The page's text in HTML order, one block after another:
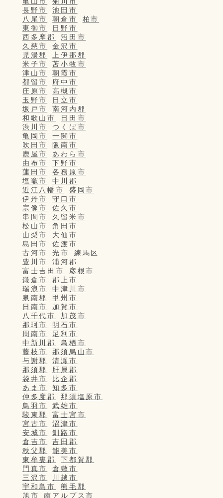
長野市
池田市
八尾市
朝倉市
柏市
東御市
日野市
西多摩郡
沼田市
久慈市
金沢市
児湯郡
上伊那郡
米子市
苫小牧市
津山市
朝霞市
都留市
府中市
庄原市
高槻市
玉野市
日立市
坂戸市
南河内郡
和歌山市
日田市
渋川市
つくば市
亀岡市
一関市
吹田市
阪南市
鹿屋市
あわら市
由布市
下野市
蓮田市
各務原市
塩竈市
中川郡
近江八幡市
盛岡市
伊丹市
守口市
宗像市
佐久市
串間市
久留米市
松山市
角田市
山梨市
大仙市
島田市
佐渡市
古河市
光市
練馬区
豊川市
浦河郡
富士吉田市
彦根市
鎌倉市
郡上市
瑞浪市
中津川市
泉南郡
甲州市
日南市
加賀市
八千代市
加茂市
那珂市
明石市
周南市
足利市
中新川郡
鳥栖市
藤枝市
那須烏山市
与謝郡
清瀬市
那須郡
肝属郡
袋井市
比企郡
あま市
知多市
仲多度郡
那須塩原市
鳥羽市
武雄市
駿東郡
富士宮市
宮古市
沼津市
安城市
釧路市
倉吉市
吉田郡
秩父郡
能美市
東牟婁郡
下都賀郡
門真市
倉敷市
三沢市
川越市
宇和島市
熊毛郡
旭市
南アルプス市